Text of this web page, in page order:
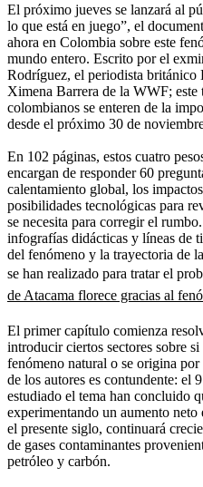
El próximo jueves se lanzará al
lo que está en juego”, el
ahora en Colombia sobre este
mundo entero. Escrito por el
Rodríguez, el periodista
Ximena Barrera de la WWF; este
colombianos se enteren de la
desde el próximo 30 de
En 102 páginas, estos cuatro
encargan de responder 60
calentamiento global, los
posibilidades tecnológicas para
se necesita para corregir el
infografías didácticas y líneas de
del fenómeno y la trayectoria de
se han realizado para tratar el
de Atacama florece gracias al
El primer capítulo comienza
introducir ciertos sectores sobre
fenómeno natural o se origina
de los autores es contundente: el
estudiado el tema han concluido
experimentando un aumento
el presente siglo, continuará
de gases contaminantes
petróleo y carbón.